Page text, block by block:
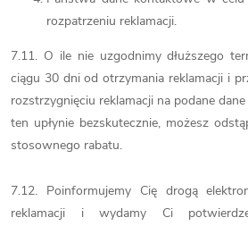
rozpatrzeniu reklamacji.
7.11. O ile nie uzgodnimy dłuższego
ciągu 30 dni od otrzymania reklamacji i
rozstrzygnięciu reklamacji na podane
ten upłynie bezskutecznie, możesz
stosownego rabatu.
7.12. Poinformujemy Cię drogą
reklamacji i wydamy Ci